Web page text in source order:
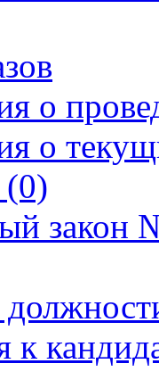
о
о
(0)
закон
к